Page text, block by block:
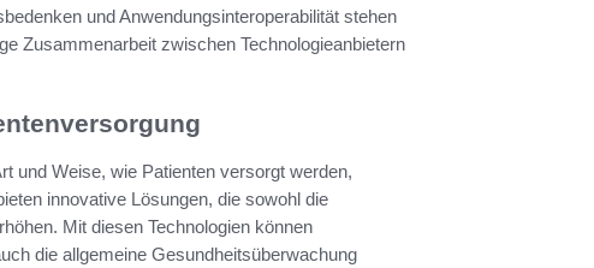
und Anwendungsinteroperabilität stehen
Zusammenarbeit zwischen Technologieanbietern
und Weise, wie Patienten versorgt werden,
innovative Lösungen, die sowohl die
Mit diesen Technologien können
die allgemeine Gesundheitsüberwachung